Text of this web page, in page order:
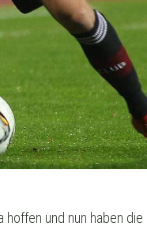
hoffen und nun haben